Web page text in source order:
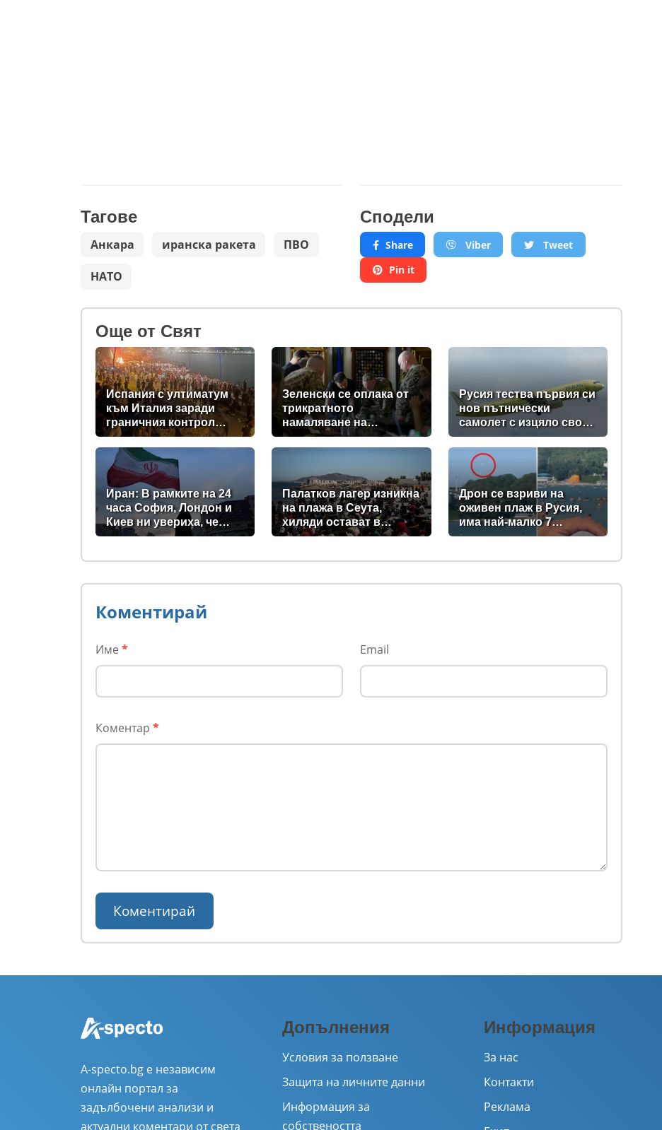
Тагове
Анкара иранска ракета ПВО
НАТО
Сподели
Share Viber
Tweet
Pin it
Oще от Свят
Испания с ултиматум
към Италия заради
граничния контрол
след нашествието в
Сеута
Зеленски се оплака от
трикратното
намаляване на
доставките на ракети-
прехващачи от Запада
Русия тества първия си
нов пътнически
самолет с изцяло свои
компоненти (видео +
снимки)
Иран: В рамките на 24
часа София, Лондон и
Киев ни увериха, че
няма да станат част от
Палатков лагер изникна
на плажа в Сеута,
хиляди остават в
испанския ексклав
Дрон се взриви на
оживен плаж в Русия,
има най-малко 7
загинали, сред тях и три
Коментирай
Име * Email
Коментар *
A-specto.bg е независим
онлайн портал за
задълбочени анализи и
актуални коментари от света
Допълнения
Условия за ползване
Защита на личните данни
Информация за
собствеността
Информация
За нас
Контакти
Реклама